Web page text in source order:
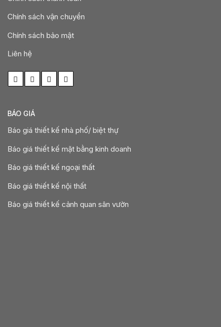
Chính sách vận chuyển
Chính sách bảo mật
Liên hệ
BÁO GIÁ
Báo giá thiết kế nhà phố/ biệt thự
Báo giá thiết kế mặt bằng kinh doanh
Báo giá thiết kế ngoại thất
Báo giá thiết kế nội thất
Báo giá thiết kế cảnh quan sân vườn